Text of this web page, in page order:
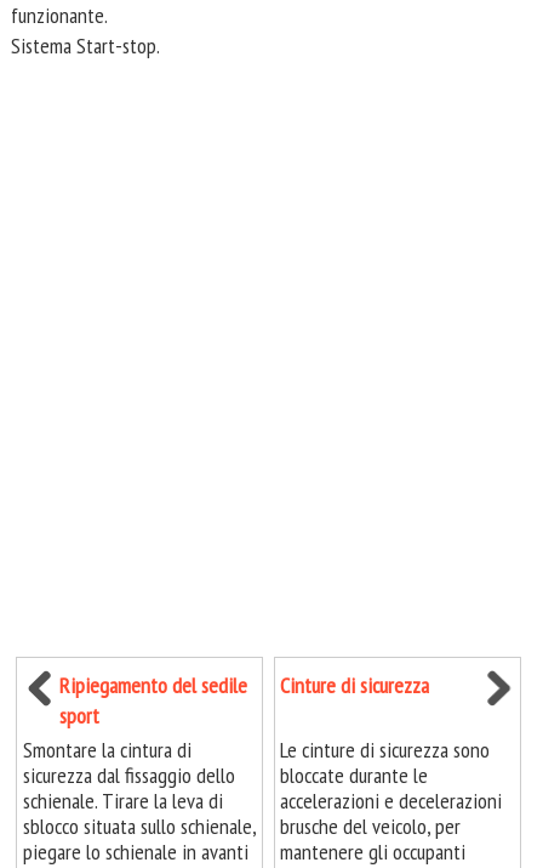
funzionante.
Sistema Start-stop.
Ripiegamento del sedile
sport
Smontare la cintura di
sicurezza dal fissaggio dello
schienale. Tirare la leva di
sblocco situata sullo schienale,
piegare lo schienale in avanti
Cinture di sicurezza
Le cinture di sicurezza sono
bloccate durante le
accelerazioni e decelerazioni
brusche del veicolo, per
mantenere gli occupanti